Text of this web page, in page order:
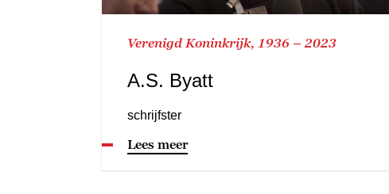
Verenigd Koninkrijk, 1936 – 2023
A.S. Byatt
schrijfster
Lees meer